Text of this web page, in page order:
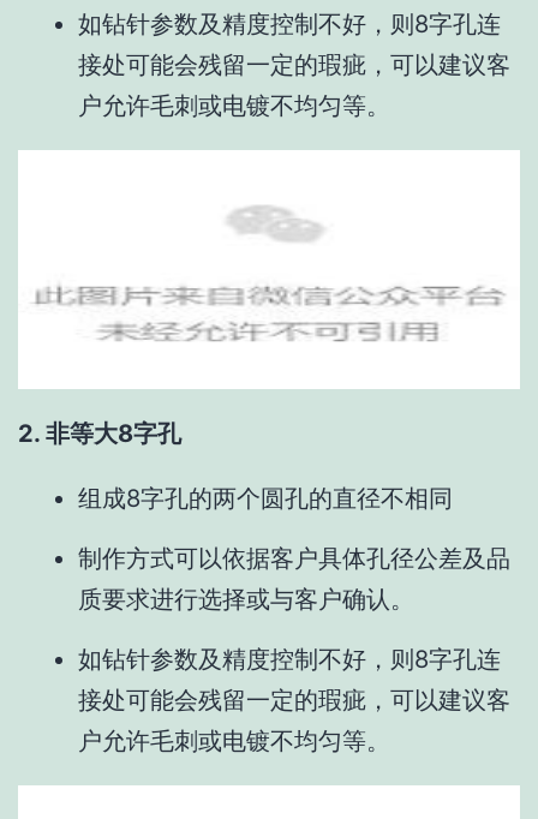
如钻针参数及精度控制不好，则8字孔连
接处可能会残留一定的瑕疵，可以建议客
户允许毛刺或电镀不均匀等。
2. 非等大8字孔
组成8字孔的两个圆孔的直径不相同
制作方式可以依据客户具体孔径公差及品
质要求进行选择或与客户确认。
如钻针参数及精度控制不好，则8字孔连
接处可能会残留一定的瑕疵，可以建议客
户允许毛刺或电镀不均匀等。